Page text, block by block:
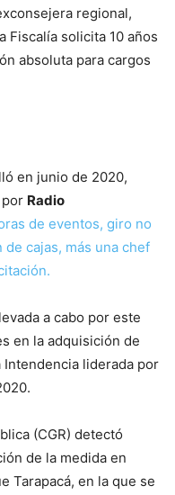
regional,
Fiscalía solicita 10 años
absoluta para cargos
en junio de 2020,
Radio
de eventos, giro no
cajas, más una chef
a cabo por este
en la adquisición de
liderada por
(CGR) detectó
de la medida en
Tarapacá, en la que se